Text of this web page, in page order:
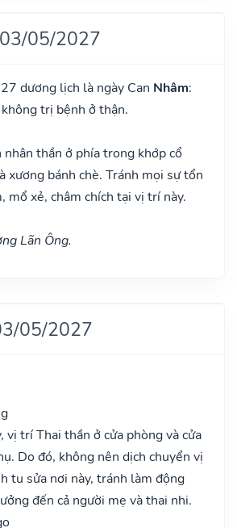
05/2027
dương lịch là ngày Can Nhâm:
trị bệnh ở thận.
thần ở phía trong khớp cổ
xương bánh chè. Tránh mọi sự tổn
mổ xẻ, châm chích tại vị trí này.
Lãn Ông.
05/2027
vị trí Thai thần ở cửa phòng và cửa
Do đó, không nên dịch chuyển vị
tu sửa nơi này, tránh làm động
đến cả người mẹ và thai nhi.